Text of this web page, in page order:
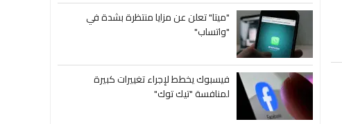
"ميتا" تعلن عن مزايا منتظرة بشدة في
"واتساب"
فيسبوك يخطط لإجراء تغييرات كبيرة
لمنافسة "تيك توك"